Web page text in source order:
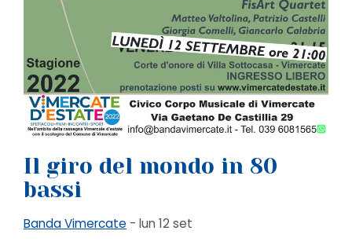
Il giro del mondo in 80
bassi
Banda Vimercate - lun 12 set